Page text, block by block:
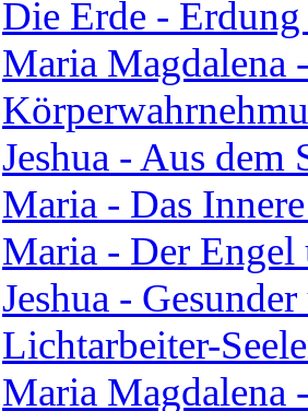
Die Erde -
Maria Magdalena
Jeshua - Aus dem
Maria - Das
Maria - Der Engel
Jeshua -
Lichtarbeiter-
Maria Magdalena